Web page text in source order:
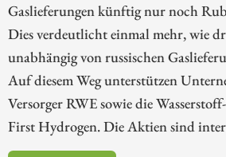
Gaslieferungen künftig nur noch
Dies verdeutlicht einmal mehr, wie
unabhängig von russischen
Auf diesem Weg unterstützen
Versorger RWE sowie die
First Hydrogen. Die Aktien sind